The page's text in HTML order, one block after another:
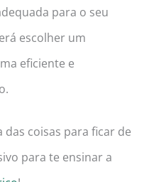
para o seu
escolher um
eficiente e
das coisas para ficar de
para te ensinar a